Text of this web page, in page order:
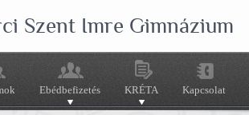
Szent Imre Gimnázium
Ebédbefizetés KRÉTA Kapcsolat